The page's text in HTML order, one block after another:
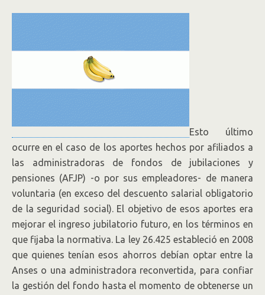
Esto último
ocurre en el caso de los aportes hechos por afiliados a
las administradoras de fondos de jubilaciones y
pensiones (AFJP) -o por sus empleadores- de manera
voluntaria (en exceso del descuento salarial obligatorio
de la seguridad social). El objetivo de esos aportes era
mejorar el ingreso jubilatorio futuro, en los términos en
que fijaba la normativa. La ley 26.425 estableció en 2008
que quienes tenían esos ahorros debían optar entre la
Anses o una administradora reconvertida, para confiar
la gestión del fondo hasta el momento de obtenerse un